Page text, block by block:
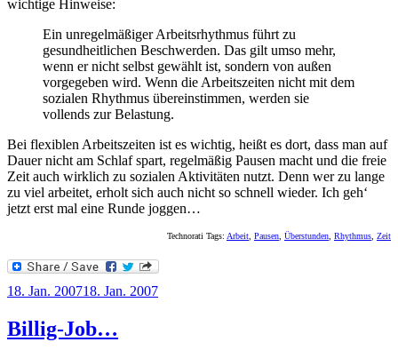
wichtige Hinweise:
Ein unregelmäßiger Arbeitsrhythmus führt zu
gesundheitlichen Beschwerden. Das gilt umso mehr,
wenn er nicht selbst gewählt ist, sondern von außen
vorgegeben wird. Wenn die Arbeitszeiten nicht mit dem
sozialen Rhythmus übereinstimmen, werden sie
vollends zur Belastung.
Bei flexiblen Arbeitszeiten ist es wichtig, heißt es dort, dass man auf
Dauer nicht am Schlaf spart, regelmäßig Pausen macht und die freie
Zeit auch wirklich zu sozialen Aktivitäten nutzt. Denn wer zu lange
zu viel arbeitet, erholt sich auch nicht so schnell wieder. Ich geh‘
jetzt erst mal eine Runde joggen…
Technorati Tags: Arbeit, Pausen, Überstunden, Rhythmus, Zeit
Veröffentlicht
18. Jan. 200718. Jan. 2007
Billig-Job…